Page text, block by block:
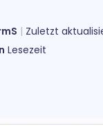
Zuletzt
Lesezeit